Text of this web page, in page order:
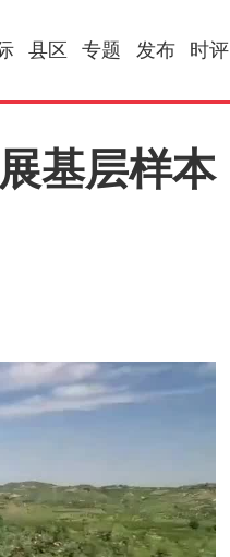
县区 专题 发布 时评
基层样本